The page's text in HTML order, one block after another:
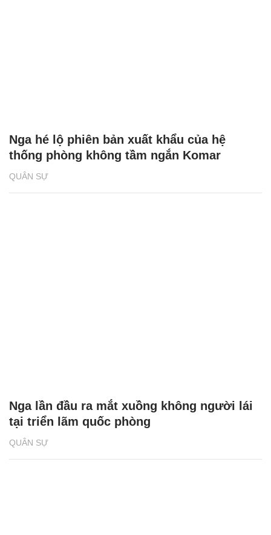
QUÂN SỰ
Nga hé lộ phiên bản xuất khẩu của hệ
thống phòng không tầm ngắn Komar
QUÂN SỰ
Nga lần đầu ra mắt xuồng không người lái
tại triển lãm quốc phòng